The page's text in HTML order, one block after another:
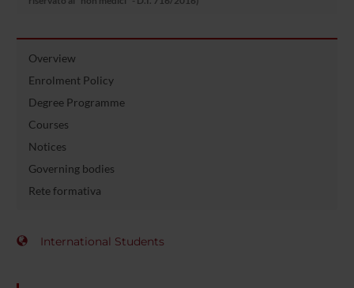
Overview
Enrolment Policy
Degree Programme
Courses
Notices
Governing bodies
Rete formativa
International Students